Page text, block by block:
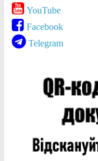
YouTube
Facebook
Telegram